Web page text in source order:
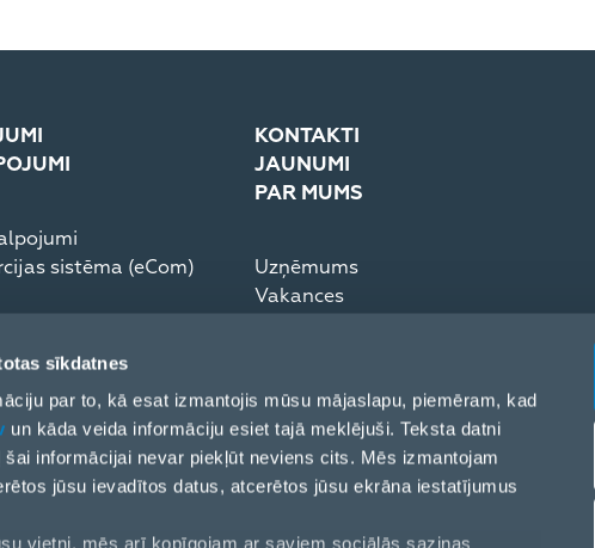
sīkdatnes
par to, kā esat izmantojis mūsu mājaslapu, piemēram, kad
un kāda veida informāciju esiet tajā meklējuši. Teksta datni
informācijai nevar piekļūt neviens cits. Mēs izmantojam
jūsu ievadītos datus, atcerētos jūsu ekrāna iestatījumus
vietni, mēs arī kopīgojam ar saviem sociālās saziņas
sistēma (eCom)
KONTAKTI
JAUNUMI
PAR MUMS
Uzņēmums
Vakances